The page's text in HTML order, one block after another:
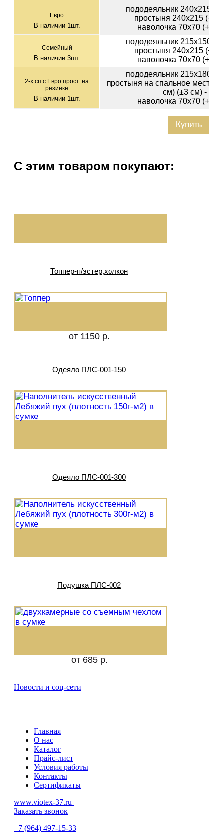
Евро
В наличии 1шт.
пододеяльник 240х215
простыня 240х215 (+-
наволочка 70х70 (+-
Семейный
В наличии 3шт.
пододеяльник 215х150
простыня 240х215 (+-
наволочка 70х70 (+-
2-х сп с Евро прост. на
резинке
В наличии 1шт.
пододеяльник 215х180
простыня на спальное место
см) (±3 см) - 1шт
наволочка 70х70 (+-
Купить
С этим товаром покупают:
Топпер-п/эстер,холкон
от 1150 р.
Одеяло ПЛС-001-150
Одеяло ПЛС-001-300
Подушка ПЛС-002
от 685 р.
Новости и соц-сети
Главная
О нас
Каталог
Прайс-лист
Условия работы
Контакты
Сертификаты
www.viotex-37.ru
Заказать звонок
+7 (964) 497-15-33